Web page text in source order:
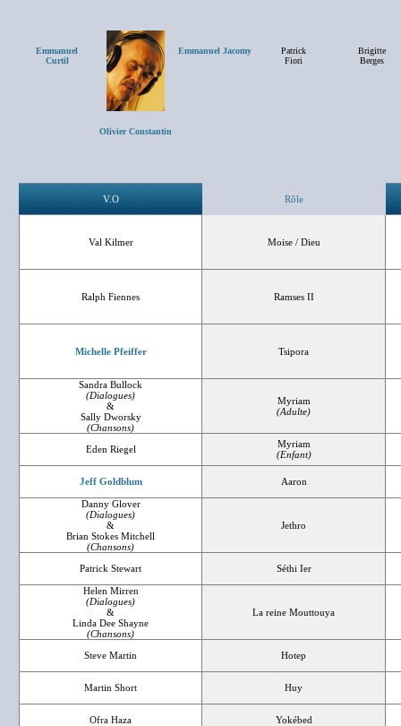
Emmanuel
Curtil
Olivier Constantin
Emmanuel Jacomy
Patrick
Fiori
Brigitte
Berges
V.O Rôle
Val Kilmer Moise / Dieu
Ralph Fiennes Ramses II
Michelle Pfeiffer Tsipora
Sandra Bullock
(Dialogues)
&
Sally Dworsky
(Chansons)
Myriam
(Adulte)
Eden Riegel
Myriam
(Enfant)
Jeff Goldblum Aaron
Danny Glover
(Dialogues)
&
Brian Stokes Mitchell
(Chansons)
Jethro
Patrick Stewart Séthi Ier
Helen Mirren
(Dialogues)
&
Linda Dee Shayne
(Chansons)
La reine Mouttouya
Steve Martin Hotep
Martin Short Huy
Ofra Haza Yokébed